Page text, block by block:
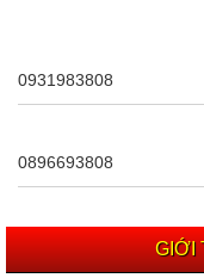
0931983808
0896693808
GIỚI